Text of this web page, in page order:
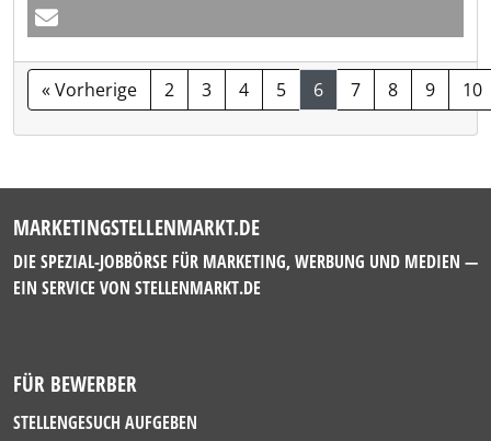
« Vorherige 2 3 4 5 6 7 8 9 10
MARKETINGSTELLENMARKT.DE
DIE SPEZIAL-JOBBÖRSE FÜR MARKETING, WERBUNG UND MEDIEN —
EIN SERVICE VON STELLENMARKT.DE
FÜR BEWERBER
STELLENGESUCH AUFGEBEN